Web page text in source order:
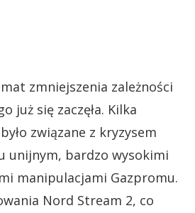
zmniejszenia zależności
już się zaczęła. Kilka
związane z kryzysem
unijnym, bardzo wysokimi
manipulacjami Gazpromu.
Nord Stream 2, co